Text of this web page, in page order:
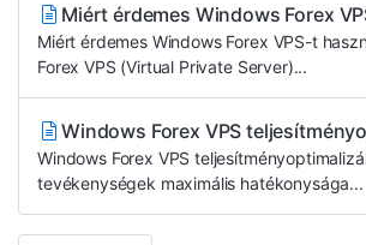
Miért érdemes Windows Forex
Miért érdemes Windows Forex VPS-t
Forex VPS (Virtual Private Server)...
Windows Forex VPS
Windows Forex VPS
tevékenységek maximális hatékonysága...